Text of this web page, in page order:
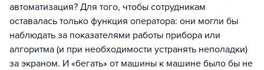
автоматизация? Для того, чтобы сотрудникам
оставалась только функция оператора: они могли бы
наблюдать за показателями работы прибора или
алгоритма (и при необходимости устранять неполадки)
за экраном. И «бегать» от машины к машине было бы не